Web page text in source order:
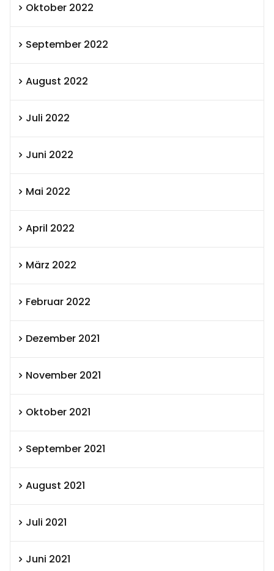
Oktober 2022
September 2022
August 2022
Juli 2022
Juni 2022
Mai 2022
April 2022
März 2022
Februar 2022
Dezember 2021
November 2021
Oktober 2021
September 2021
August 2021
Juli 2021
Juni 2021